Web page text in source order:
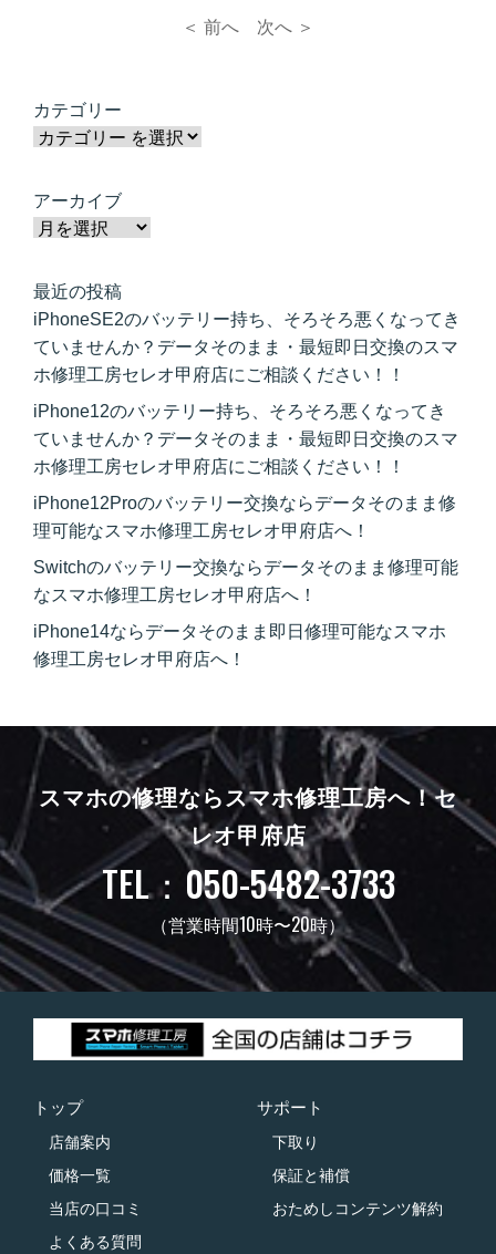
＜ 前へ 次へ ＞
カテゴリー
アーカイブ
最近の投稿
iPhoneSE2のバッテリー持ち、そろそろ悪くなってき
ていませんか？データそのまま・最短即日交換のスマ
ホ修理工房セレオ甲府店にご相談ください！！
iPhone12のバッテリー持ち、そろそろ悪くなってき
ていませんか？データそのまま・最短即日交換のスマ
ホ修理工房セレオ甲府店にご相談ください！！
iPhone12Proのバッテリー交換ならデータそのまま修
理可能なスマホ修理工房セレオ甲府店へ！
Switchのバッテリー交換ならデータそのまま修理可能
なスマホ修理工房セレオ甲府店へ！
iPhone14ならデータそのまま即日修理可能なスマホ
修理工房セレオ甲府店へ！
スマホの修理ならスマホ修理工房へ！セ
レオ甲府店
TEL：050-5482-3733
（営業時間10時〜20時）
トップ
店舗案内
価格一覧
当店の口コミ
よくある質問
サポート
下取り
保証と補償
おためしコンテンツ解約